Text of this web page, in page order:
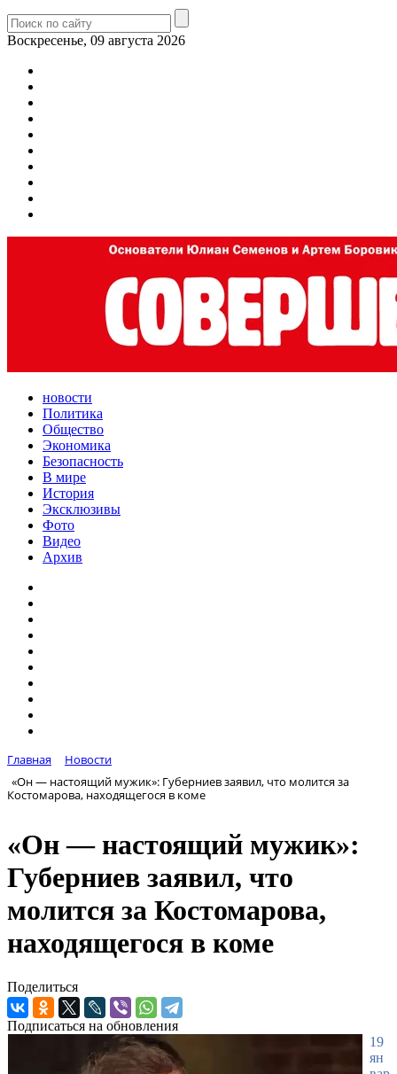
Воскресенье, 09 августа 2026
новости
Политика
Общество
Экономика
Безопасность
В мире
История
Эксклюзивы
Фото
Видео
Архив
Главная
Новости
«Он — настоящий мужик»: Губерниев заявил, что молится за
Костомарова, находящегося в коме
«Он — настоящий мужик»:
Губерниев заявил, что
молится за Костомарова,
находящегося в коме
Поделиться
Подписаться на обновления
19
ян